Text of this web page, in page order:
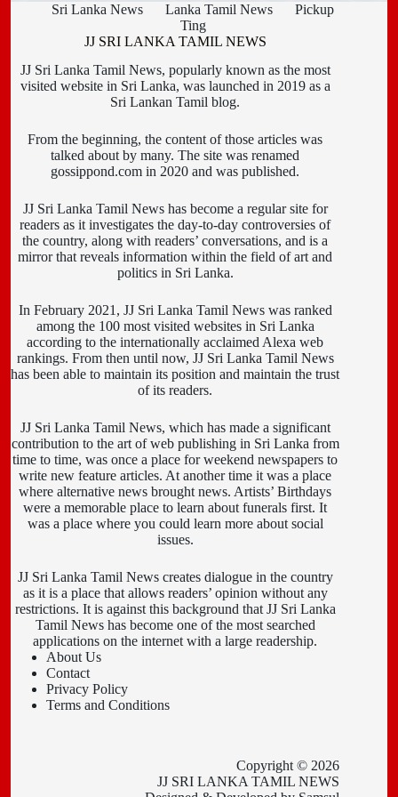
Sri Lanka News Lanka Tamil News
Pickup
Ting
JJ SRI LANKA TAMIL NEWS
JJ Sri Lanka Tamil News, popularly known as the most
visited website in Sri Lanka, was launched in 2019 as a
Sri Lankan Tamil blog.
From the beginning, the content of those articles was
talked about by many. The site was renamed
gossippond.com in 2020 and was published.
JJ Sri Lanka Tamil News has become a regular site for
readers as it investigates the day-to-day controversies of
the country, along with readers’ conversations, and is a
mirror that reveals information within the field of art and
politics in Sri Lanka.
In February 2021, JJ Sri Lanka Tamil News was ranked
among the 100 most visited websites in Sri Lanka
according to the internationally acclaimed Alexa web
rankings. From then until now, JJ Sri Lanka Tamil News
has been able to maintain its position and maintain the trust
of its readers.
JJ Sri Lanka Tamil News, which has made a significant
contribution to the art of web publishing in Sri Lanka from
time to time, was once a place for weekend newspapers to
write new feature articles. At another time it was a place
where alternative news brought news. Artists’ Birthdays
were a memorable place to learn about funerals first. It
was a place where you could learn more about social
issues.
JJ Sri Lanka Tamil News creates dialogue in the country
as it is a place that allows readers’ opinion without any
restrictions. It is against this background that JJ Sri Lanka
Tamil News has become one of the most searched
applications on the internet with a large readership.
About Us
Contact
Privacy Policy
Terms and Conditions
Copyright © 2026
JJ SRI LANKA TAMIL NEWS